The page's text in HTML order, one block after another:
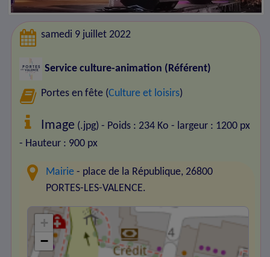
samedi 9 juillet 2022
Service culture-animation (Référent)
Portes en fête (Culture et loisirs)
Image (.jpg) - Poids : 234 Ko - largeur : 1200 px
- Hauteur : 900 px
Mairie - place de la République, 26800
PORTES-LES-VALENCE.
+
−